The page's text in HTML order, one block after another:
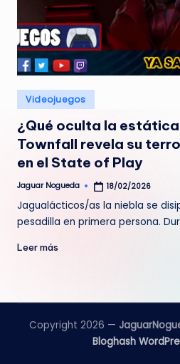
u
e
d
aPublicado
en
Videojuegos
¿Qué oculta la
Townfall revela su
en el State of Play
Publicado
Jaguar Nogueda 18/02/2026
Jagualácticos/as la niebla se
pesadilla en primera persona.
Leer más
Copyright 2026 —
Bloghash